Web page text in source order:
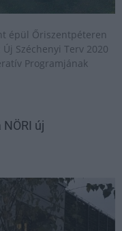
épül Őriszentpéteren
Széchenyi Terv 2020
Programjának
új